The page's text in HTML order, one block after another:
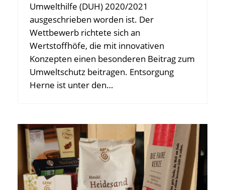
Umwelthilfe (DUH) 2020/2021
ausgeschrieben worden ist. Der
Wettbewerb richtete sich an
Wertstoffhöfe, die mit innovativen
Konzepten einen besonderen Beitrag zum
Umweltschutz beitragen. Entsorgung
Herne ist unter den…